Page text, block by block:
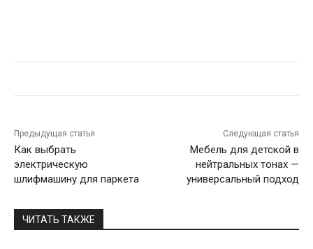
Предыдущая статья
Как выбрать
электрическую
шлифмашину для паркета
Следующая статья
Мебель для детской в
нейтральных тонах —
универсальный подход
ЧИТАТЬ ТАКЖЕ